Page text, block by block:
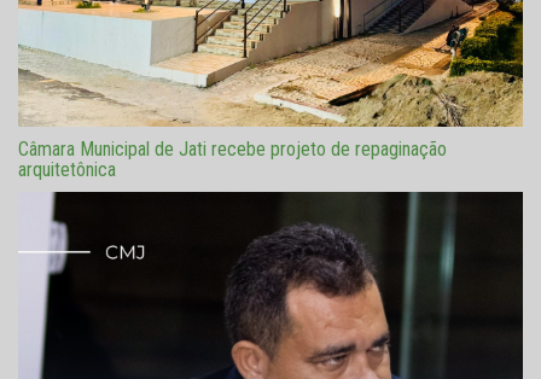
Câmara Municipal de Jati recebe projeto de repaginação
arquitetônica